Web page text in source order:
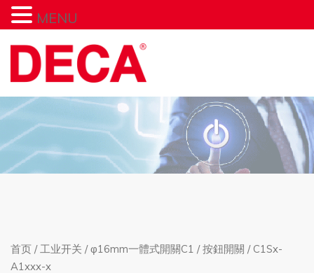
首页 /工业开关 /φ16mm一體式開關C1 /按鈕開關 / C1Sx-
A1xxx-x
MENU